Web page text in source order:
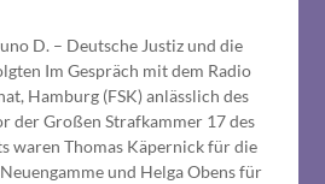
D. – Deutsche Justiz und die
Im Gespräch mit dem Radio
Hamburg (FSK) anlässlich des
der Großen Strafkammer 17 des
waren Thomas Käpernick für die
und Helga Obens für